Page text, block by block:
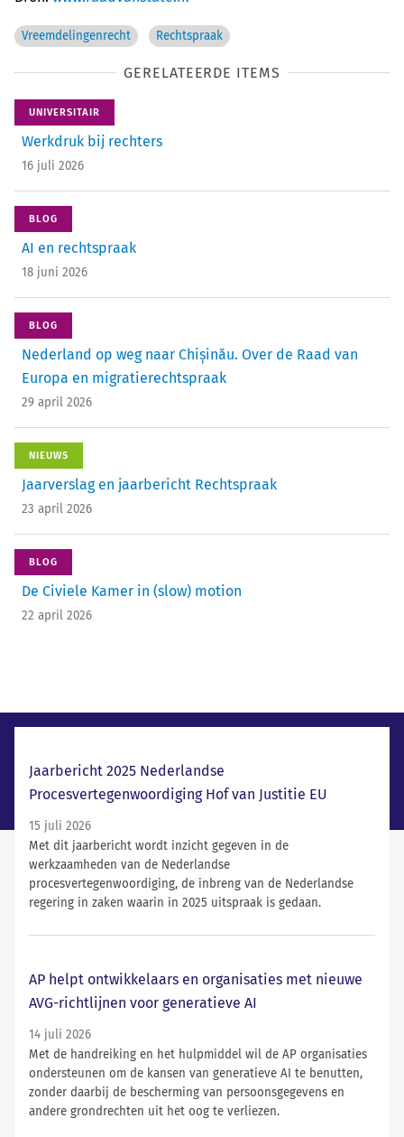
Vreemdelingenrecht Rechtspraak
GERELATEERDE ITEMS
UNIVERSITAIR
Werkdruk bij rechters
16 juli 2026
BLOG
AI en rechtspraak
18 juni 2026
BLOG
Nederland op weg naar Chișinău. Over de Raad van
Europa en migratierechtspraak
29 april 2026
NIEUWS
Jaarverslag en jaarbericht Rechtspraak
23 april 2026
BLOG
De Civiele Kamer in (slow) motion
22 april 2026
Jaarbericht 2025 Nederlandse
Procesvertegenwoordiging Hof van Justitie EU
15 juli 2026
Met dit jaarbericht wordt inzicht gegeven in de
werkzaamheden van de Nederlandse
procesvertegenwoordiging, de inbreng van de Nederlandse
regering in zaken waarin in 2025 uitspraak is gedaan.
AP helpt ontwikkelaars en organisaties met nieuwe
AVG-richtlijnen voor generatieve AI
14 juli 2026
Met de handreiking en het hulpmiddel wil de AP organisaties
ondersteunen om de kansen van generatieve AI te benutten,
zonder daarbij de bescherming van persoonsgegevens en
andere grondrechten uit het oog te verliezen.